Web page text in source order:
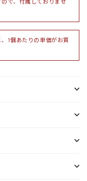
1個あたりの単価がお買